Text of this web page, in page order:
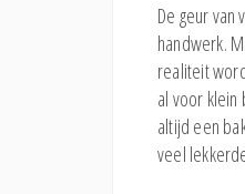
De geur
handwerk.
realiteit
al voor klein
altijd een
veel